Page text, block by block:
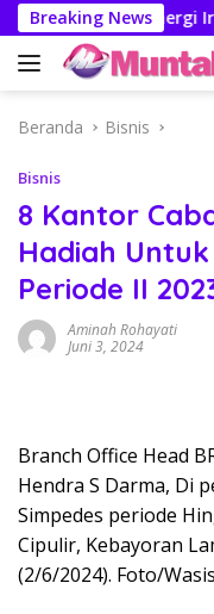
Langsung
ke
konten
Breaking News
Energi Iran
Beranda Bisnis
Bisnis
8 Kantor
Hadiah
Periode II
Aminah Rohayati
Juni 3, 2024
Branch Office Head
Hendra S Darma, Di
Simpedes periode
Cipulir, Kebayoran
(2/6/2024). Foto/